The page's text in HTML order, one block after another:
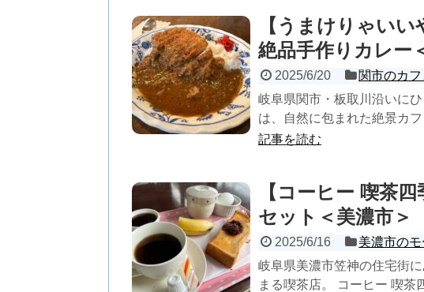
【うまけりゃい
絶品手作りカレー
2025/6/20
関市のカ
岐阜県関市・板取川沿いに
は、自然に包まれた絶景カ
記事を読む
【コーヒー 喫茶
セット＜美濃市＞
2025/6/16
美濃市の
岐阜県美濃市笠神の住宅街
まる喫茶店。 コーヒー 喫茶